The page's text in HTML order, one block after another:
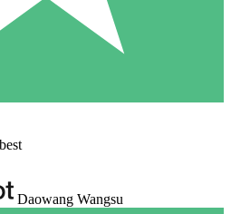
Daowang Wangsu